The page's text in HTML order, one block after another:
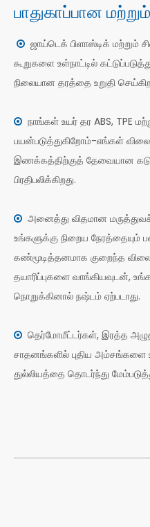
பாதுகாப்பான
 ஜாய்டெக் பிளாஸ்டிக் மற்றும்
கூறுகளை உள்நாட்டில்
நிலையான தரத்தை உறுதி
 நாங்கள் உயர் தர ABS, TPE
பயன்படுத்துகிறோம்-எங்கள்
இணக்கத்திற்குத் தேவையான
பிரதிபலிக்கிறது.
 அனைத்து விதமான
உங்களுக்கு நிறைய நேரத்தையும்
கண்மூடித்தனமாக குறைந்த
தயாரிப்புகளை வாங்கியவுடன்,
நொறுக்கினால் நஷ்டம் ஏற்படாது.
 தெர்மோமீட்டர்கள், இரத்த
சாதனங்களில் புதிய அம்சங்களை
துல்லியத்தை தொடர்ந்து